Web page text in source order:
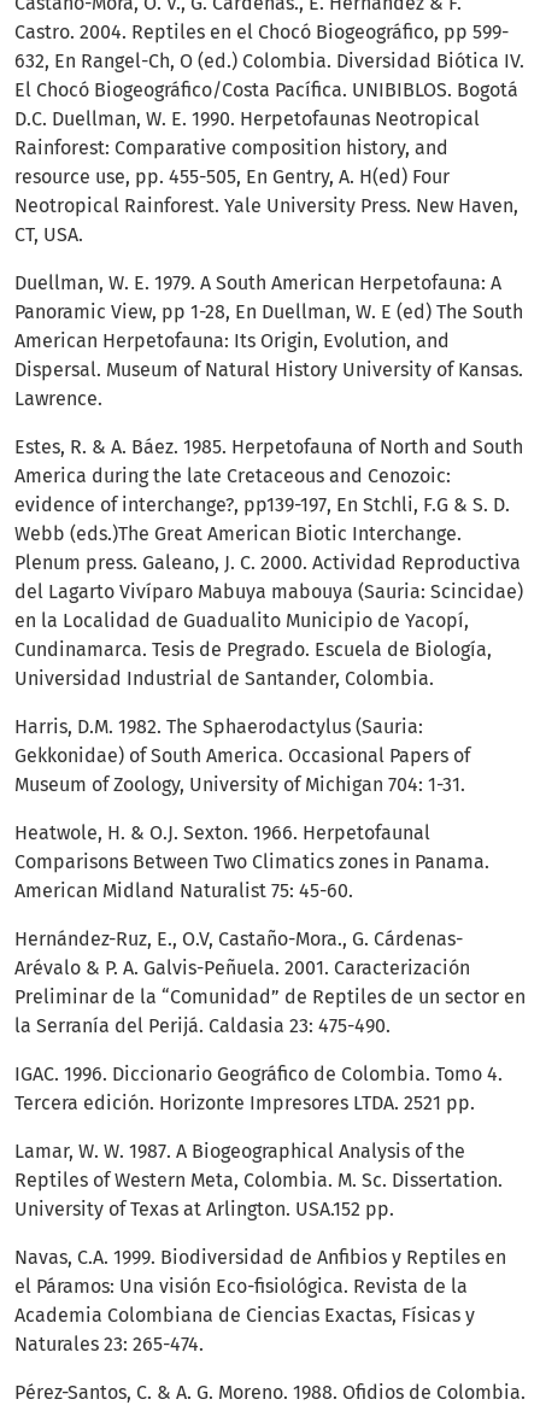
Castro. 2004. Reptiles en el Chocó Biogeográfico, pp 599-
632, En Rangel-Ch, O (ed.) Colombia. Diversidad Biótica IV.
El Chocó Biogeográfico/Costa Pacífica. UNIBIBLOS. Bogotá
D.C. Duellman, W. E. 1990. Herpetofaunas Neotropical
Rainforest: Comparative composition history, and
resource use, pp. 455-505, En Gentry, A. H(ed) Four
Neotropical Rainforest. Yale University Press. New Haven,
CT, USA.
Duellman, W. E. 1979. A South American Herpetofauna: A
Panoramic View, pp 1-28, En Duellman, W. E (ed) The South
American Herpetofauna: Its Origin, Evolution, and
Dispersal. Museum of Natural History University of Kansas.
Lawrence.
Estes, R. & A. Báez. 1985. Herpetofauna of North and South
America during the late Cretaceous and Cenozoic:
evidence of interchange?, pp139-197, En Stchli, F.G & S. D.
Webb (eds.)The Great American Biotic Interchange.
Plenum press. Galeano, J. C. 2000. Actividad Reproductiva
del Lagarto Vivíparo Mabuya mabouya (Sauria: Scincidae)
en la Localidad de Guadualito Municipio de Yacopí,
Cundinamarca. Tesis de Pregrado. Escuela de Biología,
Universidad Industrial de Santander, Colombia.
Harris, D.M. 1982. The Sphaerodactylus (Sauria:
Gekkonidae) of South America. Occasional Papers of
Museum of Zoology, University of Michigan 704: 1-31.
Heatwole, H. & O.J. Sexton. 1966. Herpetofaunal
Comparisons Between Two Climatics zones in Panama.
American Midland Naturalist 75: 45-60.
Hernández-Ruz, E., O.V, Castaño-Mora., G. Cárdenas-
Arévalo & P. A. Galvis-Peñuela. 2001. Caracterización
Preliminar de la “Comunidad” de Reptiles de un sector en
la Serranía del Perijá. Caldasia 23: 475-490.
IGAC. 1996. Diccionario Geográfico de Colombia. Tomo 4.
Tercera edición. Horizonte Impresores LTDA. 2521 pp.
Lamar, W. W. 1987. A Biogeographical Analysis of the
Reptiles of Western Meta, Colombia. M. Sc. Dissertation.
University of Texas at Arlington. USA.152 pp.
Navas, C.A. 1999. Biodiversidad de Anfibios y Reptiles en
el Páramos: Una visión Eco-fisiológica. Revista de la
Academia Colombiana de Ciencias Exactas, Físicas y
Naturales 23: 265-474.
Pérez-Santos, C. & A. G. Moreno. 1988. Ofidios de Colombia.